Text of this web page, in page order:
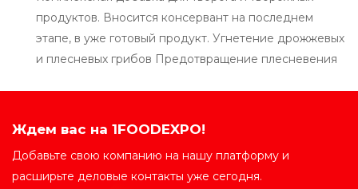
продуктов. Вносится консервант на последнем
этапе, в уже готовый продукт. Угнетение дрожжевых
и плесневых грибов Предотвращение плесневения
Ждем вас на 1FOODEXPO!
Добавьте свою компанию на нашу платформу и
расширьте деловые контакты уже сегодня.